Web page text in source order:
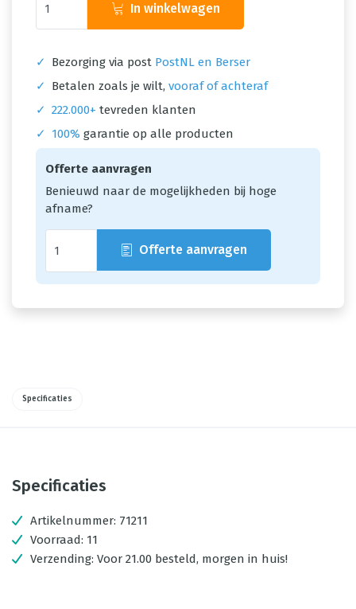
In winkelwagen
✓ Bezorging via post PostNL en Berser
✓
Betalen zoals je wilt, vooraf of achteraf
✓ 222.000+ tevreden klanten
✓
100% garantie op alle producten
Offerte aanvragen
Benieuwd naar de mogelijkheden bij hoge
afname?
Offerte aanvragen
Specificaties
Specificaties
Artikelnummer: 71211
Voorraad: 11
Verzending: Voor 21.00 besteld, morgen in huis!